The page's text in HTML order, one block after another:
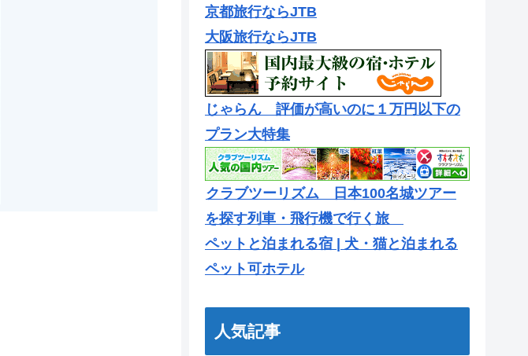
京都旅行ならJTB
大阪旅行ならJTB
じゃらん 評価が高いのに１万円以下の
プラン大特集
クラブツーリズム 日本100名城ツアー
を探す列車・飛行機で行く旅
ペットと泊まれる宿 | 犬・猫と泊まれる
ペット可ホテル
人気記事